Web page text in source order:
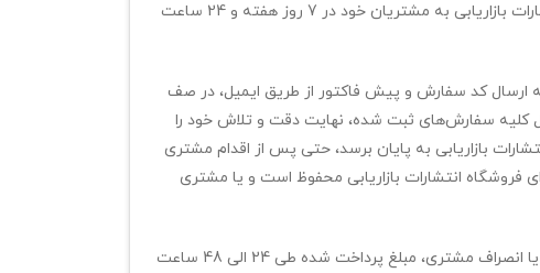
روزهای کاری و اولین روز پس از تعطیلات پردازش می‌‏شوند. فروشگاه انتشارات بازاریابی به مشتریان خود در 7 روز هفته و 24 ساعت
ارسال کد سفارش و پیش فاکتور از طریق ایمیل، در صف
کلیه سفارش‌‏های ثبت شده، نهایت دقت و تلاش خود را
بازاریابی به پایان برسد، حتی پس از اقدام مشتری
انتشارات بازاریابی محفوظ است و یا مشتری
در صورت بروز مشکل در پردازش نهایی سبد خرید مانند اتمام موجودی کالا یا انصراف مشتری، مبلغ پرداخت شده طی 24 الی 48 ساعت